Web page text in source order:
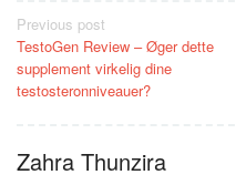
Post
navigation
Previous post
TestoGen Review – Øger dette
supplement virkelig dine
testosteronniveauer?
Zahra Thunzira